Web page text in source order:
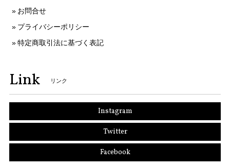
お問合せ
プライバシーポリシー
特定商取引法に基づく表記
Link リンク
Instagram
Twitter
Facebook